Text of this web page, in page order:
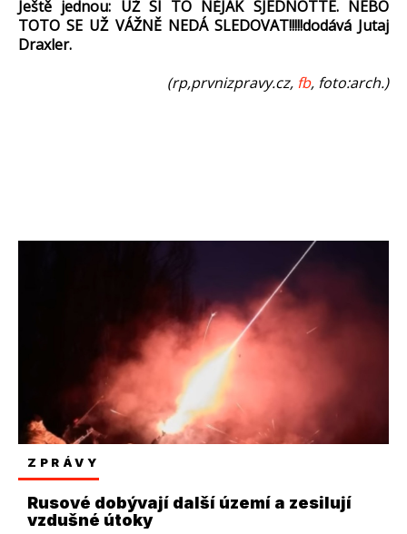
Ještě jednou: UŽ SI TO NĚJAK SJEDNOTTE. NEBO
TOTO SE UŽ VÁŽNĚ NEDÁ SLEDOVAT!!!!!dodává Jutaj
Draxler.
(rp,prvnizpravy.cz, fb, foto:arch.)
ZPRÁVY
Rusové dobývají další území a zesilují
vzdušné útoky